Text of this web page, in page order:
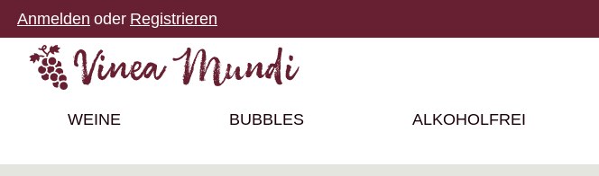
Hauptinhalt springen
Zur Suche springen
Zur Hauptnavigation springen
Anmelden oder Registrieren
WEINE BUBBLES ALKOHOLFREI